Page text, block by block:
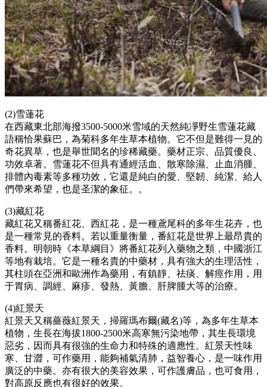
(2)雪蓮花
在西藏東北部海撥3500-5000米雪域的天然純凈野生雪蓮花藏
語稱恰果蘇巴，為菊科多年生草本植物。它不但是難得一見的
奇花異草，也是舉世聞名的珍稀藏藥。藥材正宗、品質優良、
功效卓著。雪蓮花不但具有通經活血、散寒除濕、止血消腫、
排體內毒素等多種功效，它還是純白的愛、堅韌、純潔、給人
們帶來希望，也是圣潔的象征。。
(3)藏紅花
藏紅花又稱番紅花、西紅花，是一種鳶尾科的多年生花卉，也
是一種常見的香料。若以重量衡量，番紅花是世界上最昂貴的
香料。明朝時《本草綱目》將番紅花列入藥物之類，中國浙江
等地有栽培。它是一種名貴的中藥材，具有強大的生理活性，
其柱頭在亞洲和歐洲作為藥用，有鎮靜、祛痰、解痙作用，用
于胃病、調經、麻疹、發熱、黃膽、肝脾腫大等的治療。
(4)紅景天
紅景天又稱薔薇紅景天，掃羅瑪布爾(藏名)等，為多年生草本
植物，生長在海拔1800-2500米高寒無污染地帶，其生長環境
惡劣，因而具有很強的生命力和特殊的適應性。紅景天性味
寒、甘澀，可作藥用，能夠補氣清肺，益智養心，是一味作用
廣泛的中藥。亦有很大的美容效果，可作護膚品，也可食用，
對高原反應也有很好的效果。